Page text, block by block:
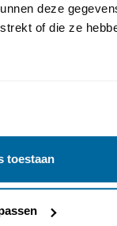
deze
of die ze
toestaan
bereikt